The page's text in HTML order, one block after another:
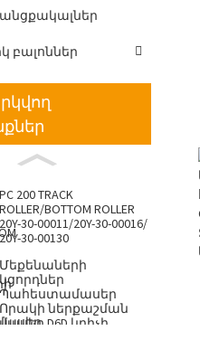
բալոններ
PC 200 TRACK
ROLLER/BOTTOM ROLLER
20Y-30-00011/20Y-30-00016/
20Y-30-00130
Մեքենաների
կցորդներ
Պահեստամասեր
Որակի ներքաշման
մասեր D6D կրիչի